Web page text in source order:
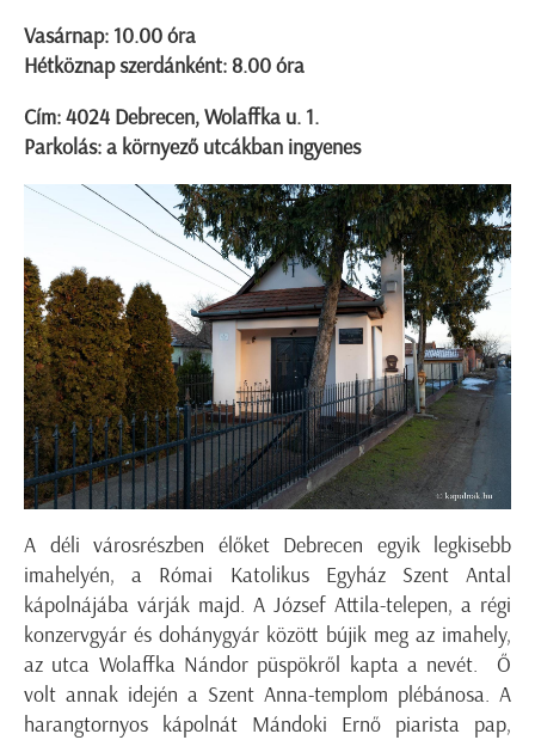
Vasárnap: 10.00 óra
Hétköznap szerdánként: 8.00 óra
Cím: 4024 Debrecen, Wolaffka u. 1.
Parkolás: a környező utcákban ingyenes
A déli városrészben élőket Debrecen egyik legkisebb
imahelyén, a Római Katolikus Egyház Szent Antal
kápolnájába várják majd. A József Attila-telepen, a régi
konzervgyár és dohánygyár között bújik meg az imahely,
az utca Wolaffka Nándor püspökről kapta a nevét. Ő
volt annak idején a Szent Anna-templom plébánosa. A
harangtornyos kápolnát Mándoki Ernő piarista pap,